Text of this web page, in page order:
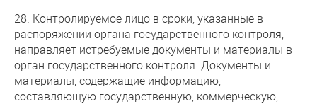
28. Контролируемое лицо в сроки, указанные в
распоряжении органа государственного контроля,
направляет истребуемые документы и материалы в
орган государственного контроля. Документы и
материалы, содержащие информацию,
составляющую государственную, коммерческую,